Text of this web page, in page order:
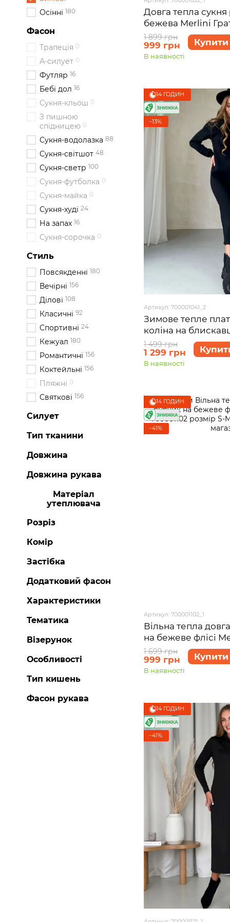
Довга тепла сукня
бежева Merlini
розмір S-M
1 899 грн
999 грн Купити
В наявності
14 ГОДИН
−13%
Артикул: 700001041_2
Зимове тепле
коліна на
Антоні 700001041,
XL)
1 499 грн
1 299 грн
В наявності
14 ГОДИН
−41%
Артикул: 700001102_1
Вільна тепла
на бежеве флісі
700001102 розмір
1 699 грн
999 грн Купити
В наявності
14 ГОДИН
−41%
Осінні 180
Фасон
Трапеція 0
А-силует 0
Футляр 16
Бебі дол 16
Сукня-кльош 0
З пишною
спідницею 0
Сукня-водолазка 88
Сукня-світшот 48
Сукня-светр 100
Сукня-футболка 0
Сукня-майка 0
Сукня-худі 24
На запах 16
Сукня-сорочка 0
Стиль
Повсякденні 180
Вечірні 156
Ділові 108
Класичні 92
Спортивні 24
Кежуал 180
Романтичні 156
Коктейльні 156
Пляжні 0
Святкові 156
Силует
Тип тканини
Довжина
Довжина рукава
Матеріал
утеплювача
Розріз
Комір
Застібка
Додатковий фасон
Характеристики
Тематика
Візерунок
Особливості
Тип кишень
Фасон рукава